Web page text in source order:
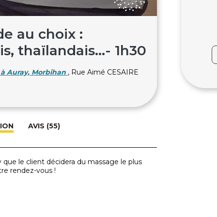
au choix :
thaïlandais...- 1h30
Auray, Morbihan , Rue Aimé CESAIRE
AVIS (55)
le client décidera du massage le plus
rendez-vous !